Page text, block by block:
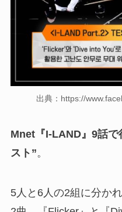
出典：https://
Mnet『I-LAND』9話で
スト”。
5人と6人の2組に分か